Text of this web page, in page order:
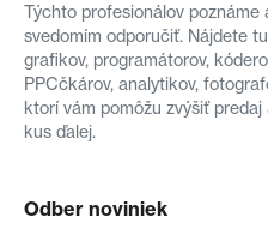
Týchto profesionálov poznáme
svedomím odporučiť. Nájdete
grafikov, programátorov,
PPCčkárov, analytikov,
ktorí vám pomôžu zvýšiť
kus ďalej.
Odber noviniek